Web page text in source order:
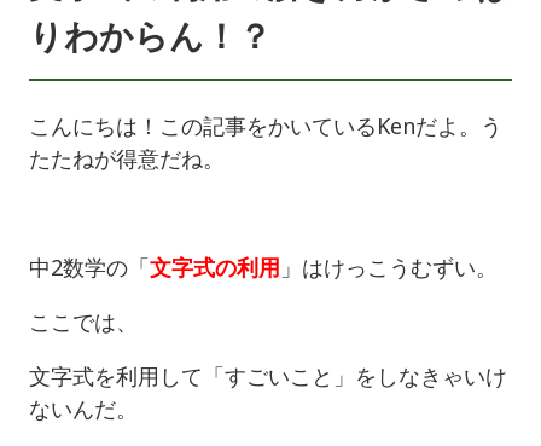
りわからん！？
こんにちは！この記事をかいているKenだよ。う
たたねが得意だね。
中2数学の「文字式の利用 」はけっこうむずい。
ここでは、
文字式を利用して「すごいこと」をしなきゃいけ
ないんだ。